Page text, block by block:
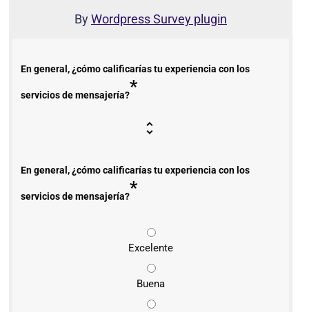
ByWordpress Survey plugin
En general, ¿cómo calificarías tu experiencia con los
servicios de mensajería?*
En general, ¿cómo calificarías tu experiencia con los
servicios de mensajería?*
Excelente
Buena